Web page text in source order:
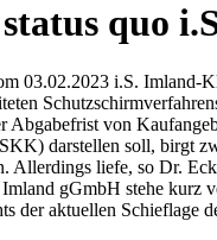
quo
03.02.2023 i.S. Imland-
von
darstellen soll, birgt
Allerdings liefe, so Dr.
gGmbH stehe
der aktuellen